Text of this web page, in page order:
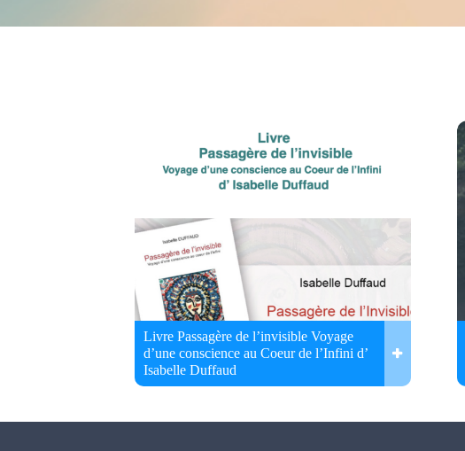
Livre Passagère de l’invisible Voyage
d’une conscience au Coeur de l’Infini d’
Isabelle Duffaud